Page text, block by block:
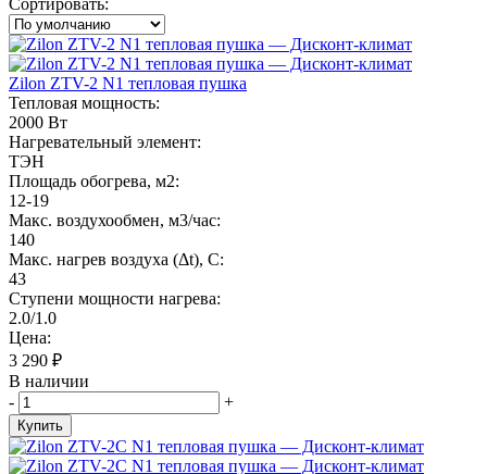
Zilon ZTV-2 N1 тепловая пушка
Тепловая мощность:
2000 Вт
Нагревательный элемент:
ТЭН
Площадь обогрева, м2:
12-19
Макс. воздухообмен, м3/час:
140
Макс. нагрев воздуха (Δt), C:
43
Ступени мощности нагрева:
2.0/1.0
Цена:
3 290 ₽
В наличии
-
+
Купить